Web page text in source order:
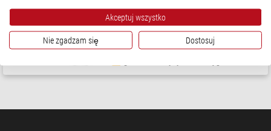
$ 550,00
Akceptuj wszystko
Nie zgadzam się Dostosuj